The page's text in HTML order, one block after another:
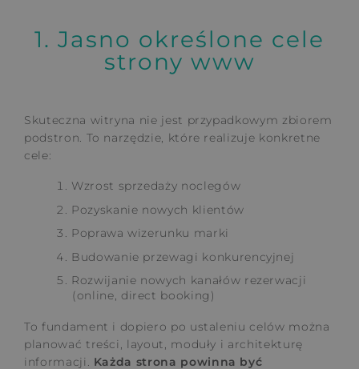
1. Jasno określone cele
strony www
Skuteczna witryna nie jest przypadkowym zbiorem
podstron. To narzędzie, które realizuje konkretne
cele:
Wzrost sprzedaży noclegów
Pozyskanie nowych klientów
Poprawa wizerunku marki
Budowanie przewagi konkurencyjnej
Rozwijanie nowych kanałów rezerwacji
(online, direct booking)
To fundament i dopiero po ustaleniu celów można
planować treści, layout, moduły i architekturę
informacji. Każda strona powinna być